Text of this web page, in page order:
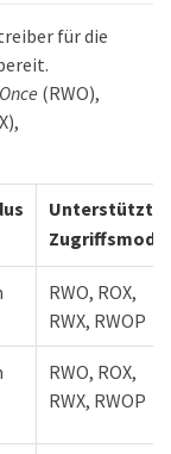
für die
(RWO),
Unterstützte
Zugriffsmodi
RWO, ROX,
RWX, RWOP
RWO, ROX,
RWX, RWOP